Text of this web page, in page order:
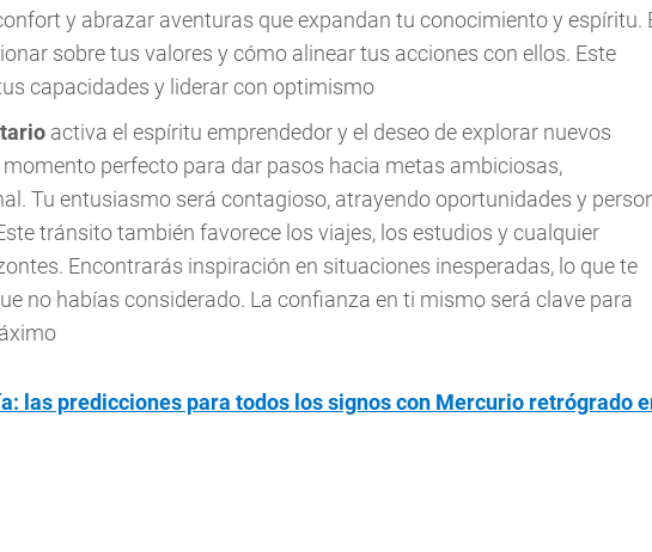
y abrazar aventuras que expandan tu conocimiento y espíritu.
sobre tus valores y cómo alinear tus acciones con ellos. Este
capacidades y liderar con optimismo
activa el espíritu emprendedor y el deseo de explorar nuevos
momento perfecto para dar pasos hacia metas ambiciosas,
Tu entusiasmo será contagioso, atrayendo oportunidades y
tránsito también favorece los viajes, los estudios y cualquier
Encontrarás inspiración en situaciones inesperadas, lo que te
no habías considerado. La confianza en ti mismo será clave para
las predicciones para todos los signos con Mercurio retrógrado